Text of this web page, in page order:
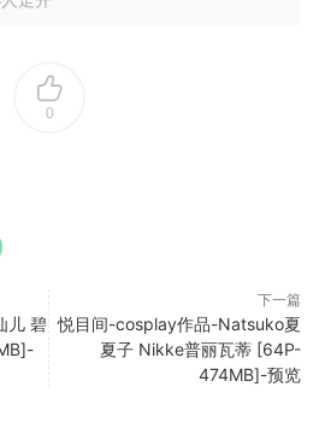
0
儿 碧
下一篇
悦目间-cosplay作品-Natsuko夏
夏子 Nikke普丽瓦蒂 [64P-
474MB]-预览